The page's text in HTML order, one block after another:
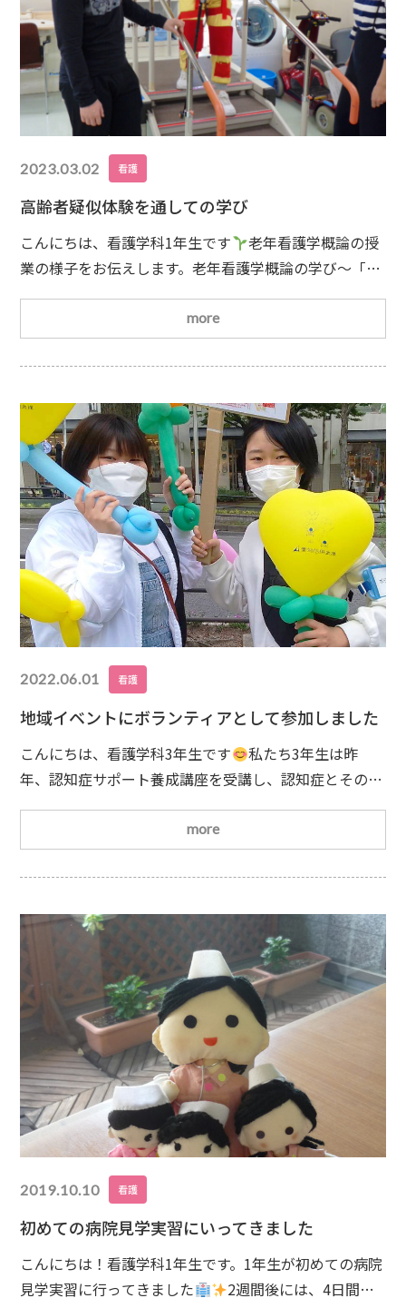
2023.03.02 看護
高齢者疑似体験を通しての学び
こんにちは、看護学科1年生です
老年看護学概論の授
業の様子をお伝えします。老年看護学概論の学び～「高
齢者疑似体験」を通して、加齢変化による不自由さを体
験して、私たちが感じている便利な環境は、高齢者にと
って、どのような環境なのかを考えました。高齢者疑似
体験スーツを着て、 前傾姿勢ベルトで固定し、制限され
や、色の変化を体験します。 耳栓をつけ、難聴を
more
2022.06.01 看護
地域イベントにボランティアとして参加しました
こんにちは、看護学科3年生です
私たち3年生は昨
年、認知症サポート養成講座を受講し、認知症とその関
わりについて学びました。先日、千種区西部いきいき支
援センターの主催する「認知症について学ぼう」のイベ
ントにボランティアとして参加しました。その時の活動
内容の一部を紹介します☀子ども連れで来場されたご家
み・訳）の絵本の読み聞かせをさせて頂きました。青い
池
more
2019.10.10 看護
初めての病院見学実習にいってきました
こんにちは！看護学科1年生です。1年生が初めての病院
見学実習に行ってきました
2週間後には、4日間の